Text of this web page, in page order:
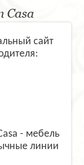
Casa
сайт
- мебель
линии